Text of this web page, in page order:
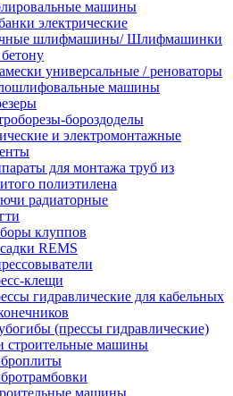
машины
электрические
шлифмашины/ Шлифмашинки
универсальные / реноваторы
машины
бороздоделы
и электромонтажные
для монтажа труб из
полиэтилена
радиаторные
клуппов
REMS
клещи
гидравлические для кабельных
(прессы гидравлические)
строительные машины
машины